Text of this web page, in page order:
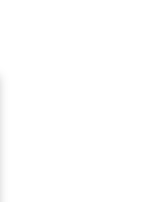
Action Cams: Tell Your
XL Antishock